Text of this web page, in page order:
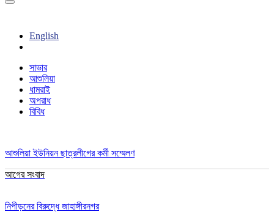
English
সাভার
আশুলিয়া
ধামরাই
অপরাধ
বিবিধ
আশুলিয়া ইউনিয়ন ছাত্রলীগের কর্মী সম্মেলণ
আগের সংবাদ
নিপীড়নের বিরুদ্ধে জাহাঙ্গীরনগর